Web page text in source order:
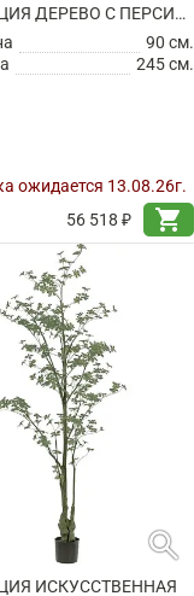
НАСТУРЦИЯ ДЕРЕВО С ПЕРСИКОВО-ЗЕЛЕНЫМИ ЦВЕТАМИ ИСКУССТВЕННАЯ
90 см.
245 см.
ожидается 13.08.26г.
56 518 ₽
shopping_cart
search
ИСКУССТВЕННАЯ